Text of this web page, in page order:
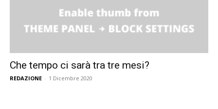
Che tempo ci sarà tra tre mesi?
REDAZIONE - 1 Dicembre 2020